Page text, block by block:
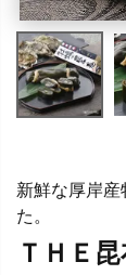
新鮮な厚岸
た。
ＴＨＥ